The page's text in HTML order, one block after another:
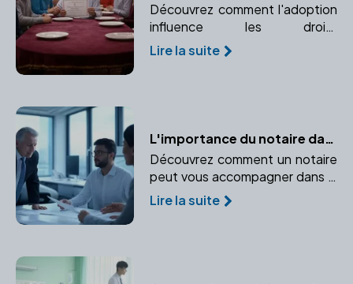
Découvrez comment l'adoption
influence les droits
successoraux et pourquoi il est
essentiel de consulter un
Lire la suite
L'importance du notaire dans la création d'entreprise
Découvrez comment un notaire
peut vous accompagner dans la
création de votre entreprise, du
choix du statut juridique à la
Lire la suite